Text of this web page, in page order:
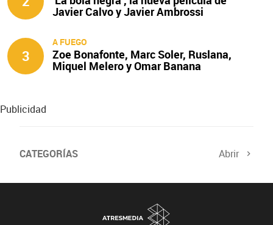
Javier Calvo y Javier Ambrossi
3
A FUEGO
Zoe Bonafonte, Marc Soler, Ruslana,
Miquel Melero y Omar Banana
protagonizan ‘A fuego’
Publicidad
CATEGORÍAS Abrir